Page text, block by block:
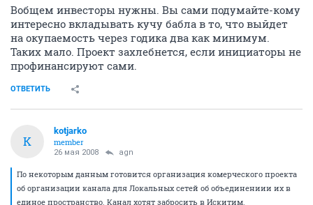
Вобщем инвесторы нужны. Вы сами подумайте-кому
интересно вкладывать кучу бабла в то, что выйдет
на окупаемость через годика два как минимум.
Таких мало. Проект захлебнется, если инициаторы не
профинансируют сами.
ОТВЕТИТЬ
K
kotjarko
member
26 мая 2008 agn
По некоторым данным готовится организация комерческого проекта
об организации канала для Локальных сетей об объединениии их в
единое пространство. Канал хотят забросить в Искитим.